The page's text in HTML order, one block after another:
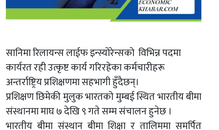
सानिमा रिलायन्स लाईफ इन्स्योरेन्सको विभिन्न पदमा
कार्यरत रही उत्कृष्ट कार्य गरिरहेका कर्मचारीहरू
अन्तर्राष्ट्रिय प्रशिक्षणमा सहभागी हुँदैछन्।
प्रशिक्षण छिमेकी मुलुक भारतको मुम्बई स्थित भारतीय बीमा
संस्थानमा माघ ७ देखि ९ गते सम्म संचालन हुनेछ ।
भारतीय बीमा संस्थान बीमा शिक्षा र तालिममा समर्पित